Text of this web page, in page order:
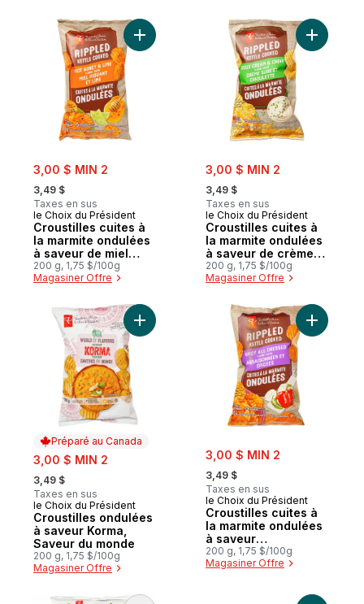
sale:
3,00 $ MIN 2
, formerly:
3,49 $
Taxes en sus
le Choix du Président
Croustilles cuites à
la marmite ondulées
à saveur de miel
piquant et de lime
200 g, 1,75 $/100g
Magasiner Offre
Ajouter Croustilles cuites à la marmite
sale:
3,00 $ MIN 2
, formerly:
3,49 $
Taxes en sus
le Choix du Président
Croustilles cuites à
la marmite ondulées
à saveur de crème
sure et de ciboulette
200 g, 1,75 $/100g
Magasiner Offre
Ajouter
Préparé au Canada
sale:
3,00 $ MIN 2
, formerly:
3,49 $
Taxes en sus
Préparé au Canada
le Choix du Président
Croustilles ondulées
à saveur Korma,
Saveur du monde
200 g, 1,75 $/100g
Magasiner Offre
Ajouter Croustilles ondulées à saveur
sale:
3,00 $ MIN 2
, formerly:
3,49 $
Taxes en sus
le Choix du Président
Croustilles cuites à
la marmite ondulées
à saveur
assaisonnées et
épicées
200 g, 1,75 $/100g
Magasiner Offre
Ajouter